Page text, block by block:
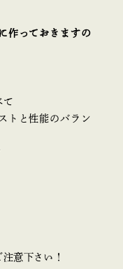
作っておきますの
て
トと性能のバラン
意下さい！